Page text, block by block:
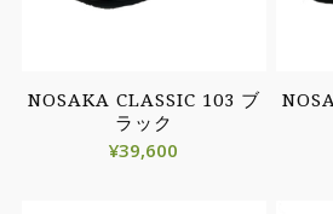
NOSAKA CLASSIC 103 ブ
ラック
¥39,600